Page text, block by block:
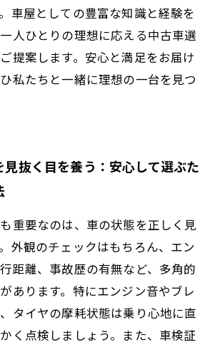
車屋としての豊富な知識と経験を
人ひとりの理想に応える中古車選
提案します。安心と満足をお届け
私たちと一緒に理想の一台を見つ
抜く目を養う：安心して選ぶた
重要なのは、車の状態を正しく見
外観のチェックはもちろん、エン
距離、事故歴の有無など、多角的
あります。特にエンジン音やブレ
タイヤの摩耗状態は乗り心地に直
く点検しましょう。また、車検証